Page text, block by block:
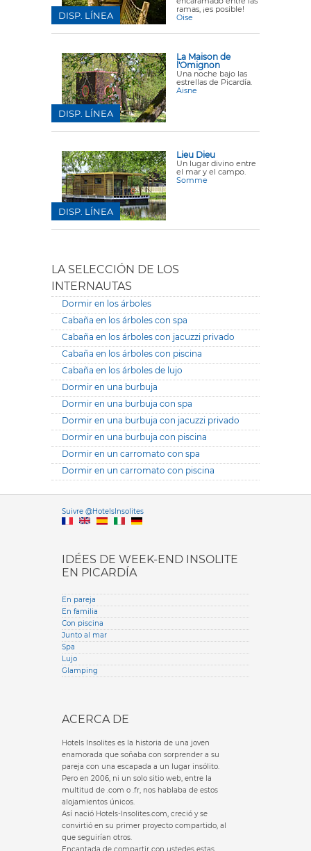
ramas, ¡es posible!
Oise
DISP. LÍNEA
La Maison de
l'Omignon
Una noche bajo las
estrellas de Picardía.
Aisne
DISP. LÍNEA
Lieu Dieu
Un lugar divino entre
el mar y el campo.
Somme
DISP. LÍNEA
LA SELECCIÓN DE LOS
INTERNAUTAS
Dormir en los árboles
Cabaña en los árboles con spa
Cabaña en los árboles con jacuzzi privado
Cabaña en los árboles con piscina
Cabaña en los árboles de lujo
Dormir en una burbuja
Dormir en una burbuja con spa
Dormir en una burbuja con jacuzzi privado
Dormir en una burbuja con piscina
Dormir en un carromato con spa
Dormir en un carromato con piscina
Suivre @HotelsInsolitesVersione
IDÉES DE WEEK-END INSOLITE
EN PICARDÍA
En pareja
En familia
Con piscina
Junto al mar
Spa
Lujo
Glamping
ACERCA DE
Hotels Insolites es la historia de una joven
enamorada que soñaba con sorprender a su
pareja con una escapada a un lugar insólito.
Pero en 2006, ni un solo sitio web, entre la
multitud de .com o .fr, nos hablaba de estos
alojamientos únicos.
Así nació Hotels-Insolites.com, creció y se
convirtió en su primer proyecto compartido, al
que seguirían otros.